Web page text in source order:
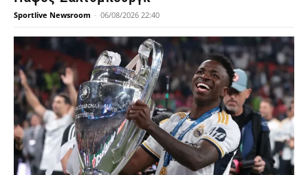
Sportlive Newsroom - 06/08/2026 22:40